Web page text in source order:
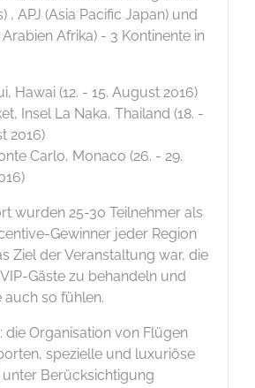
, APJ (Asia Pacific Japan) und
Afrika) - 3 Kontinente in
Hawai (12. - 15. August 2016)
Insel La Naka, Thailand (18. -
2016)
Carlo, Monaco (26. - 29.
wurden 25-30 Teilnehmer als
Gewinner jeder Region
Ziel der Veranstaltung war, die
Gäste zu behandeln und
auch so fühlen.
die Organisation von Flügen
spezielle und luxuriöse
Berücksichtigung